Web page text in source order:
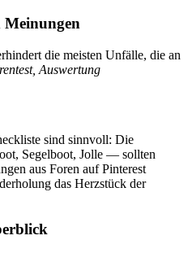
die meisten Unfälle, die an
Auswertung
sind sinnvoll: Die
Segelboot, Jolle — sollten
aus Foren auf Pinterest
das Herzstück der